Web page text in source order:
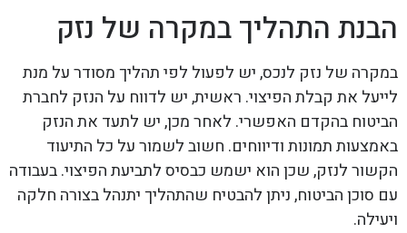
הבנת התהליך במקרה של נזק
במקרה של נזק לנכס, יש לפעול לפי תהליך מסודר על מנת
לייעל את קבלת הפיצוי. ראשית, יש לדווח על הנזק לחברת
הביטוח בהקדם האפשרי. לאחר מכן, יש לתעד את הנזק
באמצעות תמונות ודיווחים. חשוב לשמור על כל התיעוד
הקשור לנזק, שכן הוא ישמש כבסיס לתביעת הפיצוי. בעבודה
עם סוכן הביטוח, ניתן להבטיח שהתהליך יתנהל בצורה חלקה
ויעילה.